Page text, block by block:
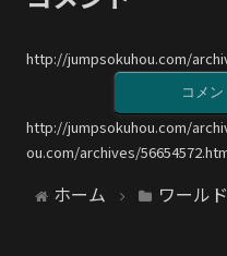
http://jumpsokuhou.com/
コメ
http://jumpsokuhou.com/
ou.com/archives/
ホーム ワール